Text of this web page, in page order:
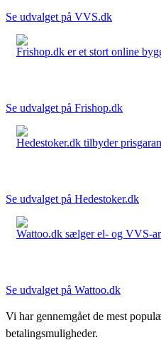
Se udvalget på VVS.dk
Frishop.dk er et stort online
Se udvalget på Frishop.dk
Hedestoker.dk tilbyder
Se udvalget på Hedestoker.dk
Wattoo.dk sælger el- og VVS-
Se udvalget på Wattoo.dk
Vi har gennemgået de mest
betalingsmuligheder.